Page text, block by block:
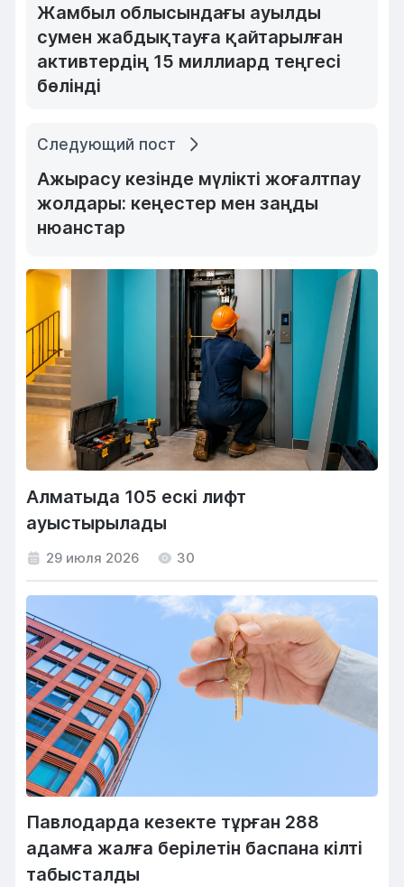
Жамбыл облысындағы ауылды
сумен жабдықтауға қайтарылған
активтердің 15 миллиард теңгесі
бөлінді
Следующий пост
Ажырасу кезінде мүлікті жоғалтпау
жолдары: кеңестер мен заңды
нюанстар
Алматыда 105 ескі лифт
ауыстырылады
29 июля 2026 30
Павлодарда кезекте тұрған 288
адамға жалға берілетін баспана кілті
табысталды